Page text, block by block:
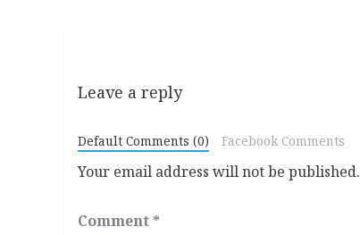
Leave a reply
Default Comments (0) Facebook Comments
Your email address will not be published.
Comment *